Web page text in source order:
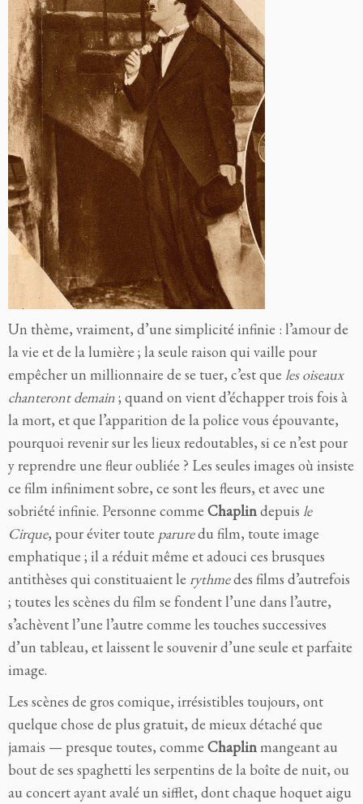
Un thème, vraiment, d’une simplicité infinie : l’amour de
la vie et de la lumière ; la seule raison qui vaille pour
empêcher un millionnaire de se tuer, c’est que les oiseaux
chanteront demain; quand on vient d’échapper trois fois à
la mort, et que l’apparition de la police vous épouvante,
pourquoi revenir sur les lieux redoutables, si ce n’est pour
y reprendre une fleur oubliée ? Les seules images où insiste
ce film infiniment sobre, ce sont les fleurs, et avec une
sobriété infinie. Personne comme Chaplindepuis le
Cirque, pour éviter toute paruredu film, toute image
emphatique ; il a réduit même et adouci ces brusques
antithèses qui constituaient le rythmedes films d’autrefois
; toutes les scènes du film se fondent l’une dans l’autre,
s’achèvent l’une l’autre comme les touches successives
d’un tableau, et laissent le souvenir d’une seule et parfaite
image.
Les scènes de gros comique, irrésistibles toujours, ont
quelque chose de plus gratuit, de mieux détaché que
jamais — presque toutes, comme Chaplinmangeant au
bout de ses spaghetti les serpentins de la boîte de nuit, ou
au concert ayant avalé un sifflet, dont chaque hoquet aigu